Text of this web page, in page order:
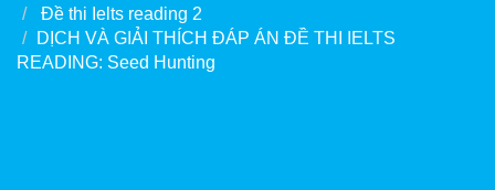
Đề thi Ielts reading 2
DỊCH VÀ GIẢI THÍCH ĐÁP ÁN ĐỀ THI IELTS
READING: Seed Hunting